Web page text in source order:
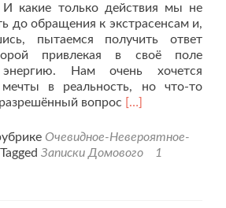
какие только действия мы не
до обращения к экстрасенсам и,
пытаемся получить ответ
привлекая в своё поле
энергию. Нам очень хочется
в реальность, но что-то
вопрос Читать
проКогда
не
[…]
Очевидное-Невероятное-
Tagged Записки Домового
1